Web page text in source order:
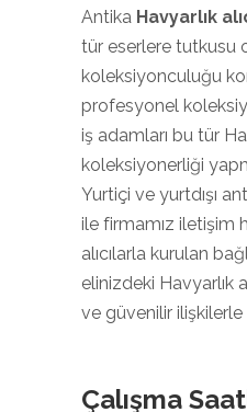
Antika Havyarlık
tür eserlere tutkusu
koleksiyonculuğu
profesyonel
iş adamları bu tür
koleksiyonerliği
Yurtiçi ve yurtdışı
ile firmamız iletişim
alıcılarla kurulan
elinizdeki Havyarlık
ve güvenilir ilişkilerle
Çalışma